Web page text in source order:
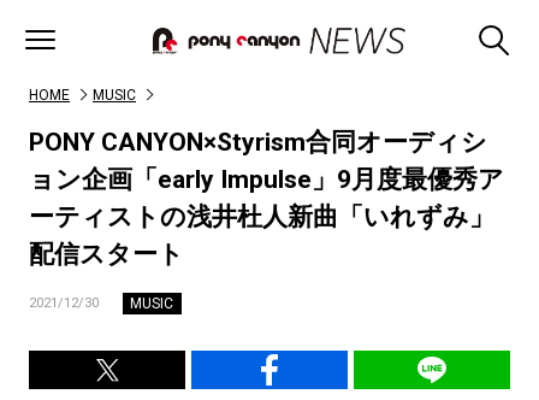
HOME MUSIC
PONY CANYON×Styrism合同オーディシ
ョン企画「early Impulse」9月度最優秀ア
ーティストの浅井杜人新曲「いれずみ」
配信スタート
2021/12/30 MUSIC